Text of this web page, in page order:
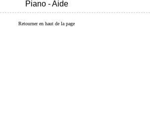
Piano-Aide
Retourner en haut de la page